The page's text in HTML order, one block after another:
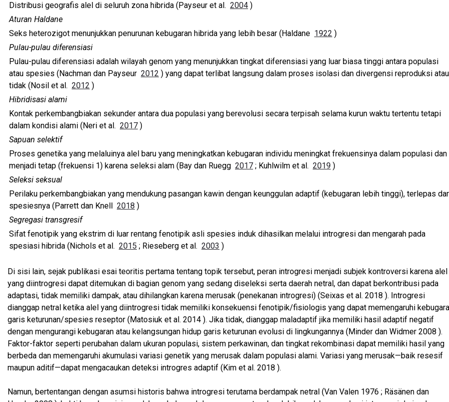
Distribusi geografis alel di seluruh zona hibrida (Payseur et al. 2004 )
Aturan Haldane
Seks heterozigot menunjukkan penurunan kebugaran hibrida yang lebih besar (Haldane 1922 )
Pulau-pulau diferensiasi
Pulau-pulau diferensiasi adalah wilayah genom yang menunjukkan tingkat diferensiasi yang luar biasa tinggi antara populasi
atau spesies (Nachman dan Payseur 2012 ) yang dapat terlibat langsung dalam proses isolasi dan divergensi reproduksi atau
tidak (Nosil et al. 2012 )
Hibridisasi alami
Kontak perkembangbiakan sekunder antara dua populasi yang berevolusi secara terpisah selama kurun waktu tertentu tetapi
dalam kondisi alami (Neri et al. 2017 )
Sapuan selektif
Proses genetika yang melaluinya alel baru yang meningkatkan kebugaran individu meningkat frekuensinya dalam populasi dan
menjadi tetap (frekuensi 1) karena seleksi alam (Bay dan Ruegg 2017 ; Kuhlwilm et al. 2019 )
Seleksi seksual
Perilaku perkembangbiakan yang mendukung pasangan kawin dengan keunggulan adaptif (kebugaran lebih tinggi), terlepas
spesiesnya (Parrett dan Knell 2018 )
Segregasi transgresif
Sifat fenotipik yang ekstrim di luar rentang fenotipik asli spesies induk dihasilkan melalui introgresi dan mengarah pada
spesiasi hibrida (Nichols et al. 2015 ; Rieseberg et al. 2003 )
Di sisi lain, sejak publikasi esai teoritis pertama tentang topik tersebut, peran introgresi menjadi subjek kontroversi karena alel
yang diintrogresi dapat ditemukan di bagian genom yang sedang diseleksi serta daerah netral, dan dapat berkontribusi pada
adaptasi, tidak memiliki dampak, atau dihilangkan karena merusak (penekanan introgresi) (Seixas et al. 2018 ). Introgresi
dianggap netral ketika alel yang diintrogresi tidak memiliki konsekuensi fenotipik/fisiologis yang dapat memengaruhi
garis keturunan/spesies reseptor (Matosiuk et al. 2014 ). Jika tidak, dianggap maladaptif jika memiliki hasil adaptif negatif
dengan mengurangi kebugaran atau kelangsungan hidup garis keturunan evolusi di lingkungannya (Minder dan Widmer 2008 ).
Faktor-faktor seperti perubahan dalam ukuran populasi, sistem perkawinan, dan tingkat rekombinasi dapat memiliki hasil yang
berbeda dan memengaruhi akumulasi variasi genetik yang merusak dalam populasi alami. Variasi yang merusak—baik resesif
maupun aditif—dapat mengacaukan deteksi introgres adaptif (Kim et al. 2018 ).
Namun, bertentangan dengan asumsi historis bahwa introgresi terutama berdampak netral (Van Valen 1976 ; Räsänen dan